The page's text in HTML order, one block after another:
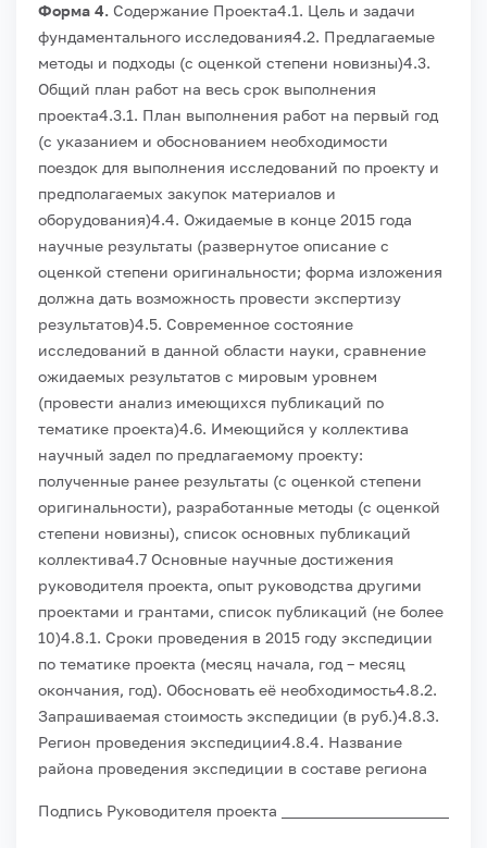
Форма 4. Содержание Проекта4.1. Цель и задачи
фундаментального исследования4.2. Предлагаемые
методы и подходы (с оценкой степени новизны)4.3.
Общий план работ на весь срок выполнения
проекта4.3.1. План выполнения работ на первый год
(с указанием и обоснованием необходимости
поездок для выполнения исследований по проекту и
предполагаемых закупок материалов и
оборудования)4.4. Ожидаемые в конце 2015 года
научные результаты (развернутое описание с
оценкой степени оригинальности; форма изложения
должна дать возможность провести экспертизу
результатов)4.5. Современное состояние
исследований в данной области науки, сравнение
ожидаемых результатов с мировым уровнем
(провести анализ имеющихся публикаций по
тематике проекта)4.6. Имеющийся у коллектива
научный задел по предлагаемому проекту:
полученные ранее результаты (с оценкой степени
оригинальности), разработанные методы (с оценкой
степени новизны), список основных публикаций
коллектива4.7 Основные научные достижения
руководителя проекта, опыт руководства другими
проектами и грантами, список публикаций (не более
10)4.8.1. Сроки проведения в 2015 году экспедиции
по тематике проекта (месяц начала, год – месяц
окончания, год). Обосновать её необходимость4.8.2.
Запрашиваемая стоимость экспедиции (в руб.)4.8.3.
Регион проведения экспедиции4.8.4. Название
района проведения экспедиции в составе региона
Подпись Руководителя проекта ______________________